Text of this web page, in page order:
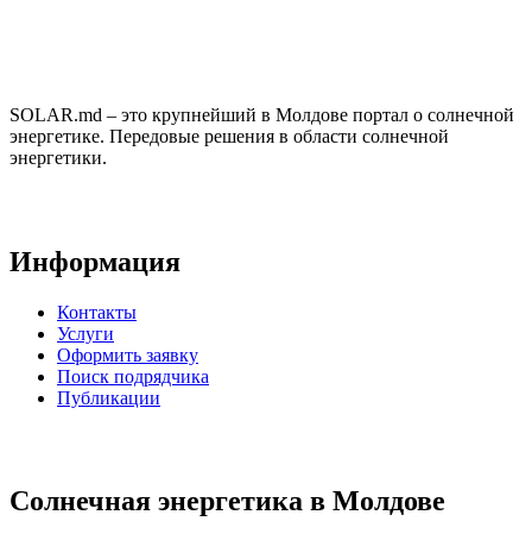
SOLAR.md – это крупнейший в Молдове портал о солнечной
энергетике. Передовые решения в области солнечной
энергетики.
Информация
Контакты
Услуги
Оформить заявку
Поиск подрядчика
Публикации
Солнечная энергетика в Молдове